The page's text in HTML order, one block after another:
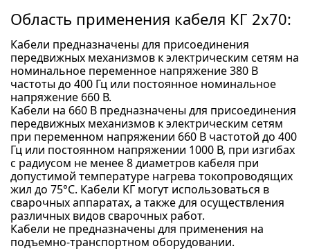
Область применения кабеля КГ 2x70:
Кабели предназначены для присоединения
передвижных механизмов к электрическим сетям на
номинальное переменное напряжение 380 В
частоты до 400 Гц или постоянное номинальное
напряжение 660 В.
Кабели на 660 В предназначены для присоединения
передвижных механизмов к электрическим сетям
при переменном напряжении 660 В частотой до 400
Гц или постоянном напряжении 1000 В, при изгибах
с радиусом не менее 8 диаметров кабеля при
допустимой температуре нагрева токопроводящих
жил до 75°С. Кабели КГ могут использоваться в
сварочных аппаратах, а также для осуществления
различных видов сварочных работ.
Кабели не предназначены для применения на
подъемно-транспортном оборудовании.